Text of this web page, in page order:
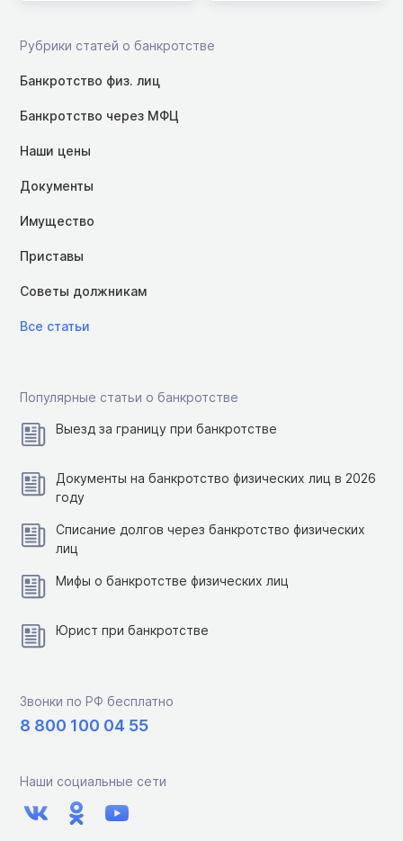
Рубрики статей о банкротстве
Банкротство физ. лиц
Банкротство через МФЦ
Наши цены
Документы
Имущество
Приставы
Советы должникам
Все статьи
Популярные статьи о банкротстве
Выезд за границу при банкротстве
Документы на банкротство физических лиц в 2026
году
Списание долгов через банкротство физических
лиц
Мифы о банкротстве физических лиц
Юрист при банкротстве
Звонки по РФ бесплатно
8 800 100 04 55
Наши социальные сети